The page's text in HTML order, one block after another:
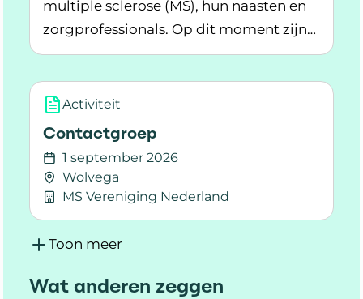
multiple sclerose (MS), hun naasten en
zorgprofessionals. Op dit moment zijn
we op zoek naar nieuwe moderatoren
telt inmiddels meer dan 1.800 leden en
is dé plek om ervaringen te delen,
informatie te vinden en steun te krijgen.
Lees meer over Word jij het nieuwe gezicht
Activiteit
Contactgroep
1 september 2026
Wolvega
MS Vereniging Nederland
Lees meer over Contactgroep
Toon meer
Wat anderen zeggen